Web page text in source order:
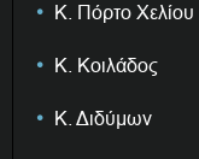
Κ. Πόρτο Χελίου
Κ. Κοιλάδος
Κ. Διδύμων